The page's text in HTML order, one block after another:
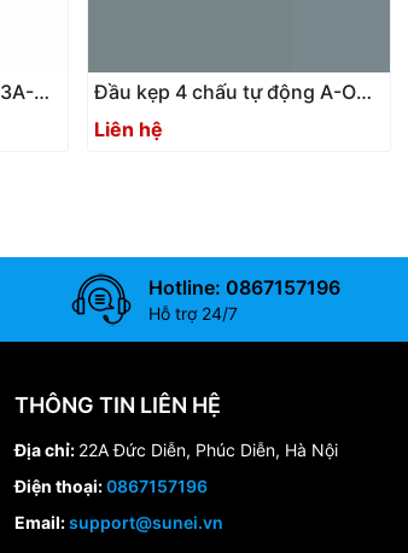
Đầu kẹp 4 chấu tự động A-ONE
3A-100928 | Four-fold chuck
Liên hệ
Hotline: 0867157196
Hỗ trợ 24/7
THÔNG TIN LIÊN HỆ
Địa chỉ: 22A Đức Diễn, Phúc Diễn, Hà Nội
Điện thoại:0867157196
Email:support@sunei.vn